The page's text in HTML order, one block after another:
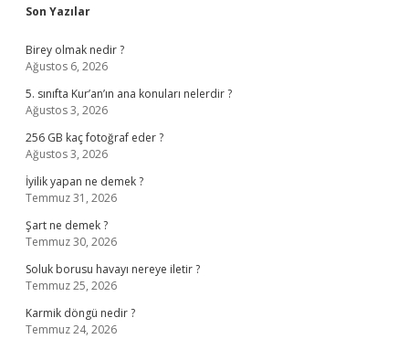
Sidebar
Son Yazılar
Birey olmak nedir ?
Ağustos 6, 2026
5. sınıfta Kur’an’ın ana konuları nelerdir ?
Ağustos 3, 2026
256 GB kaç fotoğraf eder ?
Ağustos 3, 2026
İyilik yapan ne demek ?
Temmuz 31, 2026
Şart ne demek ?
Temmuz 30, 2026
Soluk borusu havayı nereye iletir ?
Temmuz 25, 2026
Karmik döngü nedir ?
Temmuz 24, 2026